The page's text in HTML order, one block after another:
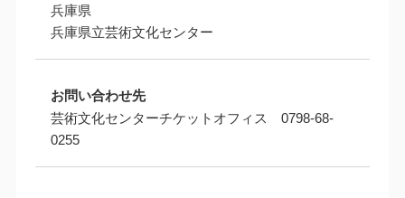
兵庫県
兵庫県立芸術文化センター
お問い合わせ先
芸術文化センターチケットオフィス 0798-68-
0255